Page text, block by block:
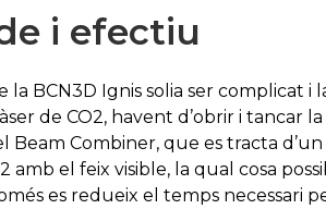
i efectiu
la BCN3D Ignis solia ser complicat i
de CO2, havent d’obrir i tancar
Beam Combiner, que es tracta
amb el feix visible, la qual cosa
es redueix el temps necessari